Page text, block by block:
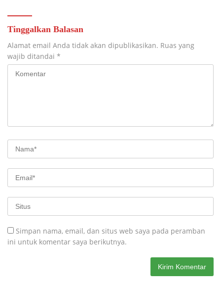
Tinggalkan Balasan
Alamat email Anda tidak akan dipublikasikan. Ruas yang
wajib ditandai *
Simpan nama, email, dan situs web saya pada peramban
ini untuk komentar saya berikutnya.